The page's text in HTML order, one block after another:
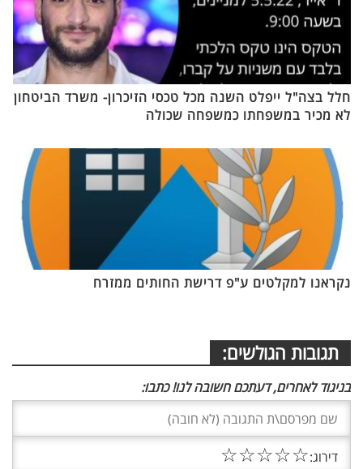
חלל בצה"ל ייפלט השנה מכל טכסי הזיכרון- משרד הביטחון
לא מכיר במשפחתו כמשפחה שכולה
נקראנו למקלטים ע"פ דרישת החותים ממזרח
תגובות הגולשים:
בניגוד לאחרים, דעתכם חשובה לנו! כתבו:
דירוג:☆
☆
☆
☆
☆